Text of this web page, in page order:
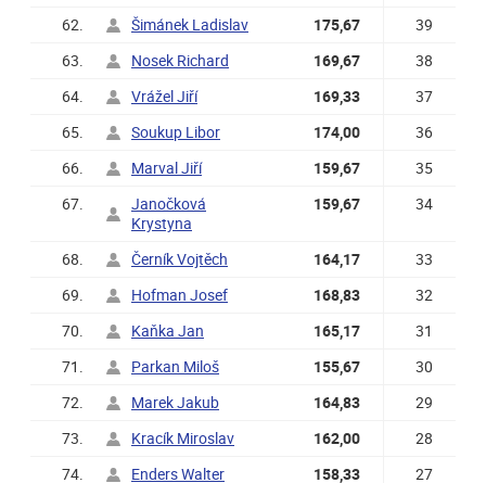
62.
Šimánek Ladislav 175,67
39
63.
Nosek Richard 169,67
38
64.
Vrážel Jiří 169,33
37
65.
Soukup Libor 174,00
36
66.
Marval Jiří 159,67
35
67.
Janočková
Krystyna
159,67 34
68. Černík Vojtěch 164,17
33
69.
Hofman Josef 168,83
32
70.
Kaňka Jan 165,17
31
71.
Parkan Miloš 155,67
30
72.
Marek Jakub 164,83
29
73.
Kracík Miroslav 162,00
28
74.
Enders Walter 158,33 27